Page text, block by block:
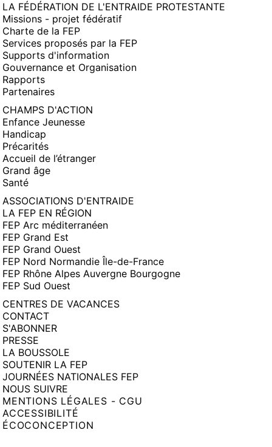
LA FÉDÉRATION DE L'ENTRAIDE PROTESTANTE
Missions - projet fédératif
Charte de la FEP
Services proposés par la FEP
Supports d'information
Gouvernance et Organisation
Rapports
Partenaires
CHAMPS D'ACTION
Enfance Jeunesse
Handicap
Précarités
Accueil de l’étranger
Grand âge
Santé
ASSOCIATIONS D'ENTRAIDE
LA FEP EN RÉGION
FEP Arc méditerranéen
FEP Grand Est
FEP Grand Ouest
FEP Nord Normandie Île-de-France
FEP Rhône Alpes Auvergne Bourgogne
FEP Sud Ouest
CENTRES DE VACANCES
CONTACT
S'ABONNER
PRESSE
LA BOUSSOLE
SOUTENIR LA FEP
JOURNÉES NATIONALES FEP
NOUS SUIVRE
MENTIONS LÉGALES - CGU
ACCESSIBILITÉ
ÉCOCONCEPTION